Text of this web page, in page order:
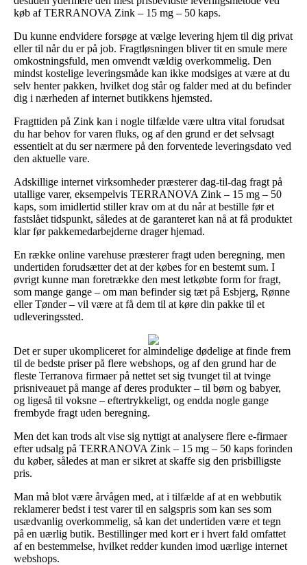
køb af TERRANOVA Zink – 15 mg – 50 kaps.
Du kunne endvidere forsøge at vælge levering hjem til dig privat
eller til når du er på job. Fragtløsningen bliver tit en smule mere
omkostningsfuld, men omvendt vældig overkommelig. Den
mindst kostelige leveringsmåde kan ikke modsiges at være at du
selv henter pakken, hvilket dog står og falder med at du befinder
dig i nærheden af internet butikkens hjemsted.
Fragttiden på Zink kan i nogle tilfælde være ultra vital forudsat
du har behov for varen fluks, og af den grund er det selvsagt
essentielt at du ser nærmere på den forventede leveringsdato ved
den aktuelle vare.
Adskillige internet virksomheder præsterer dag-til-dag fragt på
utallige varer, eksempelvis TERRANOVA Zink – 15 mg – 50
kaps, som imidlertid stiller krav om at du når at bestille før et
fastslået tidspunkt, således at de garanteret kan nå at få produktet
klar før pakkemedarbejderne drager hjemad.
En række online varehuse præsterer fragt uden beregning, men
undertiden forudsætter det at der købes for en bestemt sum. I
øvrigt kunne man foretrække den mest letkøbte form for fragt,
som mange gange – om man befinder sig tæt på Esbjerg, Rønne
eller Tønder – vil være at få dem til at køre din pakke til et
udleveringssted.
Det er super ukompliceret for almindelige dødelige at finde frem
til de bedste priser på flere webshops, og af den grund har de
fleste Terranova firmaer på nettet set sig tvunget til at tvinge
prisniveauet på mange af deres produkter – til børn og babyer,
og ligeså til voksne – eftertrykkeligt, og endda nogle gange
frembyde fragt uden beregning.
Men det kan trods alt vise sig nyttigt at analysere flere e-firmaer
efter udsalg på TERRANOVA Zink – 15 mg – 50 kaps forinden
du køber, således at man er sikret at skaffe sig den prisbilligste
pris.
Man må blot være årvågen med, at i tilfælde af at en webbutik
reklamerer bedst i test varer til en salgspris som kan ses som
usædvanlig overkommelig, så kan det undertiden være et tegn
på en uærlig butik. Bestillinger med kort er i hvert fald omfattet
af en bestemmelse, hvilket redder kunden imod uærlige internet
webshops.